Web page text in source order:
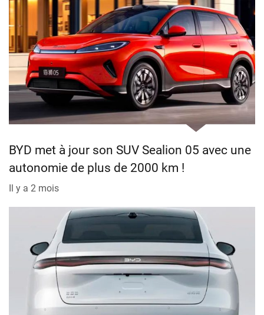
BYD met à jour son SUV Sealion 05 avec une
autonomie de plus de 2000 km !
Il y a 2 mois